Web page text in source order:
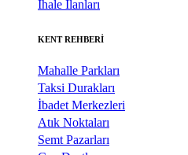
İhale İlanları
KENT REHBERİ
Mahalle Parkları
Taksi Durakları
İbadet Merkezleri
Atık Noktaları
Semt Pazarları